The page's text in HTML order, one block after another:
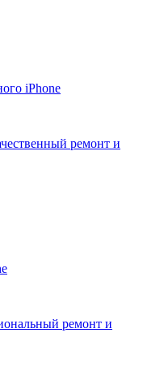
iPhone
ремонт и
ремонт и